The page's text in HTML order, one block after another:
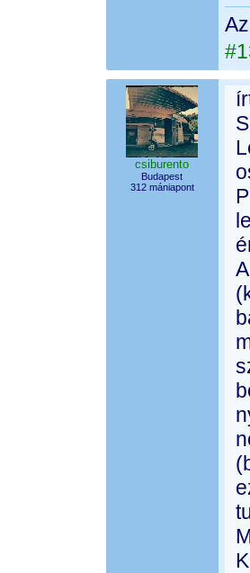
csiburento
Budapest
312 mániapont